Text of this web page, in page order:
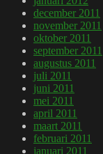
december 2011
november 2011
oktober 2011
september 2011
augustus 2011
juli 2011
juni 2011
mei 2011
april 2011
maart 2011
februari 2011
januari 2011